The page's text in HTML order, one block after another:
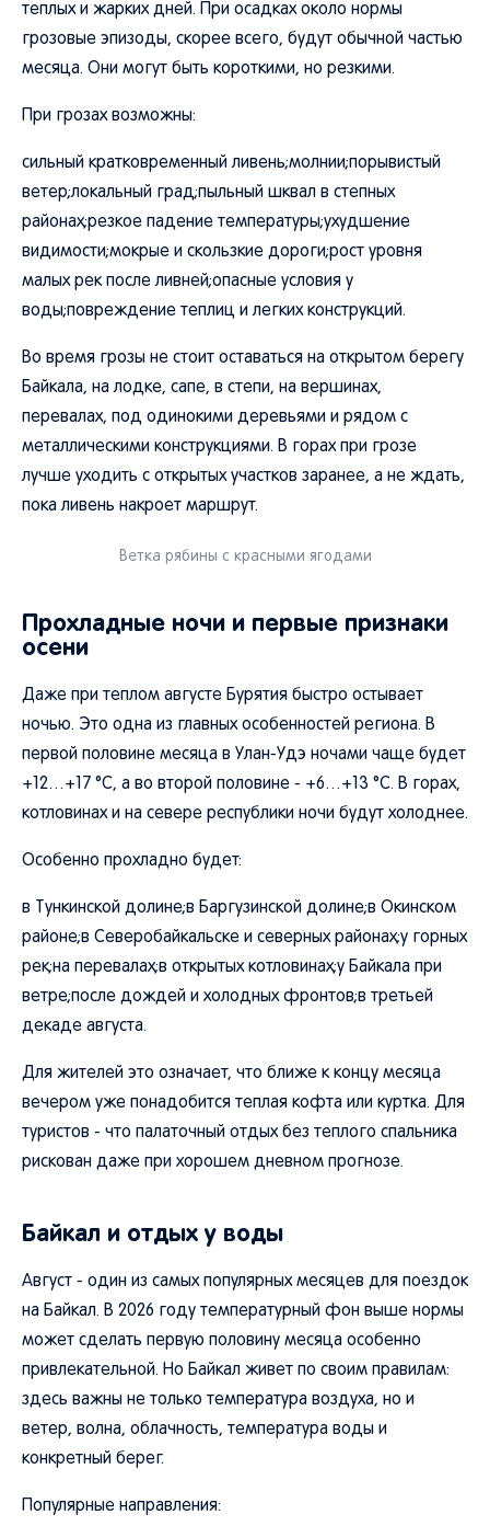
теплых и жарких дней. При осадках около нормы
грозовые эпизоды, скорее всего, будут обычной частью
месяца. Они могут быть короткими, но резкими.
При грозах возможны:
сильный кратковременный ливень;молнии;порывистый
ветер;локальный град;пыльный шквал в степных
районах;резкое падение температуры;ухудшение
видимости;мокрые и скользкие дороги;рост уровня
малых рек после ливней;опасные условия у
воды;повреждение теплиц и легких конструкций.
Во время грозы не стоит оставаться на открытом берегу
Байкала, на лодке, сапе, в степи, на вершинах,
перевалах, под одинокими деревьями и рядом с
металлическими конструкциями. В горах при грозе
лучше уходить с открытых участков заранее, а не ждать,
пока ливень накроет маршрут.
Ветка рябины с красными ягодами
Прохладные ночи и первые признаки
осени
Даже при теплом августе Бурятия быстро остывает
ночью. Это одна из главных особенностей региона. В
первой половине месяца в Улан-Удэ ночами чаще будет
+12…+17 °C, а во второй половине - +6…+13 °C. В горах,
котловинах и на севере республики ночи будут холоднее.
Особенно прохладно будет:
в Тункинской долине;в Баргузинской долине;в Окинском
районе;в Северобайкальске и северных районах;у горных
рек;на перевалах;в открытых котловинах;у Байкала при
ветре;после дождей и холодных фронтов;в третьей
декаде августа.
Для жителей это означает, что ближе к концу месяца
вечером уже понадобится теплая кофта или куртка. Для
туристов - что палаточный отдых без теплого спальника
рискован даже при хорошем дневном прогнозе.
Байкал и отдых у воды
Август - один из самых популярных месяцев для поездок
на Байкал. В 2026 году температурный фон выше нормы
может сделать первую половину месяца особенно
привлекательной. Но Байкал живет по своим правилам:
здесь важны не только температура воздуха, но и
ветер, волна, облачность, температура воды и
конкретный берег.
Популярные направления: